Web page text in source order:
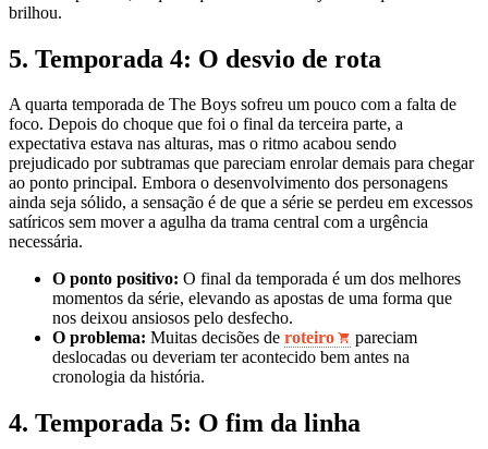
brilhou.
5. Temporada 4: O desvio de rota
A quarta temporada de The Boys sofreu um pouco com a falta de
foco. Depois do choque que foi o final da terceira parte, a
expectativa estava nas alturas, mas o ritmo acabou sendo
prejudicado por subtramas que pareciam enrolar demais para chegar
ao ponto principal. Embora o desenvolvimento dos personagens
ainda seja sólido, a sensação é de que a série se perdeu em excessos
satíricos sem mover a agulha da trama central com a urgência
necessária.
O ponto positivo: O final da temporada é um dos melhores
momentos da série, elevando as apostas de uma forma que
nos deixou ansiosos pelo desfecho.
O problema: Muitas decisões de roteiro
pareciam
deslocadas ou deveriam ter acontecido bem antes na
cronologia da história.
4. Temporada 5: O fim da linha